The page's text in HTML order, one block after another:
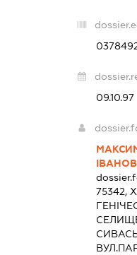
09.10.97
75342,